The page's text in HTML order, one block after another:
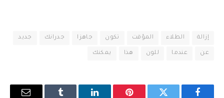
إزالة الطلاء المؤقت تكون جاهزا جدرانك جديد
عن عندما للون هذا يمكنك